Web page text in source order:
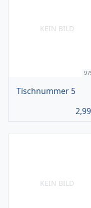
KEIN BILD
Tischnummer 5
2,99
KEIN BILD